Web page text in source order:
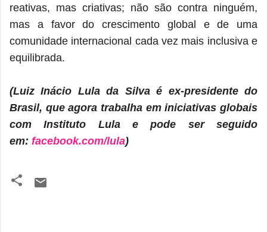
reativas, mas criativas; não são contra ninguém,
mas a favor do crescimento global e de uma
comunidade internacional cada vez mais inclusiva e
equilibrada.
(Luiz Inácio Lula da Silva é ex-presidente do
Brasil, que agora trabalha em iniciativas globais
com Instituto Lula e pode ser seguido
em: facebook.com/lula)